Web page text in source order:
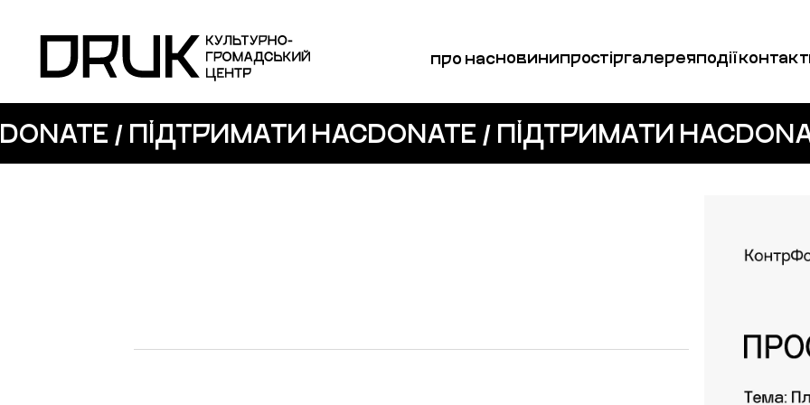
про насновинипростіргалереяподії
DONATE / ПІДТРИМАТИ НАСDONATE / ПІДТРИМАТИ НАС